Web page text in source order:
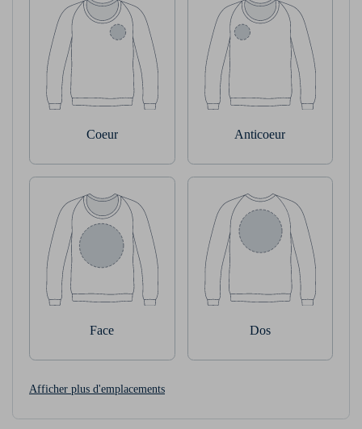
Coeur Anticoeur
Face Dos
Afficher plus d'emplacements